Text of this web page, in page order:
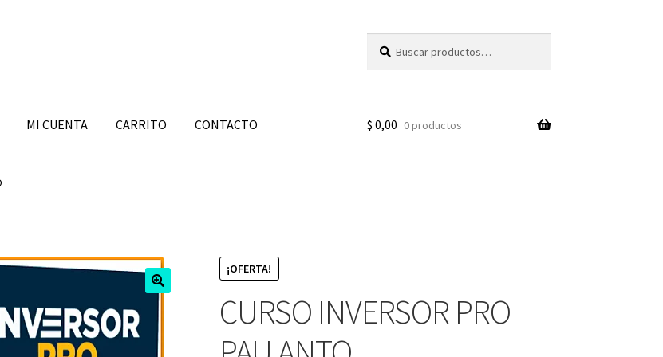
por:
MI CUENTA CARRITO CONTACTO $ 0,00 0 productos
¡OFERTA!
CURSO INVERSOR PRO